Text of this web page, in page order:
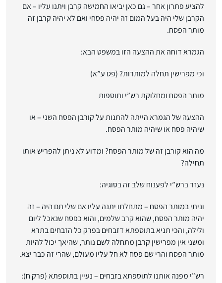
להציע פתרון אחר – גם כאן יביאו החמישה קרבן ויתנו עליו – אם
הקרבן שלי היה בעל המום זה יהיה פסחי ואם לא יהיה קרבן זה
מותר הפסח.
הגמרא דוחה את ההצעה הזו במשפט הבא:
וכי מפרישין תחלה למותרות? (פט ע”א)
מותר הפסח ומחלוקת רש”י ותוספות
ההצעה של הגמרא הייתה להתנות על קורבן הפסח השני – או
שיהיה פסח או שיהיה מותר הפסח.
מה הוא קורבן זה של מותר הפסח? ומדוע לא ניתן להפריש אותו
תחילה?
נעזר ברש”י לפענוח שלב זה בסוגיה:
וניתי במותר הפסח – מתחלתו יתנה עליו אם שלי תם היה – זה
יהיה מותר הפסח, שהוא קרב שלמים, והוא כפסח שנאכל ליום
ולילה, והכי תניא בתוספתא דזבחים בפרק כל הזבחים בתרא
ומשני אין מפרישין קרבן מתחלה לשם נותר, שהיאך יכול להיות
מותר הפסח והרי שם פסח לא חל עליו מעולם, שהרי זה כבר יצא.
רש”י מפנה אותנו לתוספתא בזבחים – נעיין בתוספתא (פרק ח):